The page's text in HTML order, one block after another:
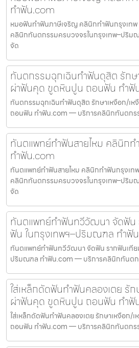
ทำฟัน.com
หมอฟันทำฟันภาษีเจริญ คลินิกทำฟันกรุงเท
คลินิกทันตกรรมครบวงจรในกรุงเทพ–ปริม
จัด
ทันตกรรมฉุกเฉินทำฟันดุสิต รักษ
ผ่าฟันคุด ขูดหินปูน ถอนฟัน ทำฟั
ทันตกรรมฉุกเฉินทำฟันดุสิต รักษาเหงือก/เ
ถอนฟัน ทำฟัน.com — บริการคลินิกทันตกร
ทันตแพทย์ทำฟันสายไหม คลินิกท
ทำฟัน.com
ทันตแพทย์ทำฟันสายไหม คลินิกทำฟันกรุงเ
คลินิกทันตกรรมครบวงจรในกรุงเทพ–ปริม
จัด
ทันตแพทย์ทำฟันทวีวัฒนา จัดฟัน
ฟัน ในกรุงเทพฯ–ปริมณฑล ทำฟั
ทันตแพทย์ทำฟันทวีวัฒนา จัดฟัน รากฟันเทีย
ปริมณฑล ทำฟัน.com — บริการคลินิกทันตก
ใส่เหล็กดัดฟันทำฟันคลองเตย รัก
ผ่าฟันคุด ขูดหินปูน ถอนฟัน ทำฟั
ใส่เหล็กดัดฟันทำฟันคลองเตย รักษาเหงือก/
ถอนฟัน ทำฟัน.com — บริการคลินิกทันตกร